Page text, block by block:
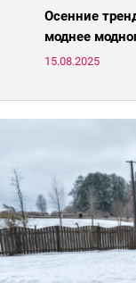
Осенние
моднее
носить, а что
15.08.2025